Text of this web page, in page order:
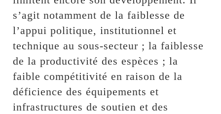
s’agit notamment de la faiblesse de
l’appui politique, institutionnel et
technique au sous-secteur ; la faiblesse
de la productivité des espèces ; la
faible compétitivité en raison de la
déficience des équipements et
infrastructures de soutien et des